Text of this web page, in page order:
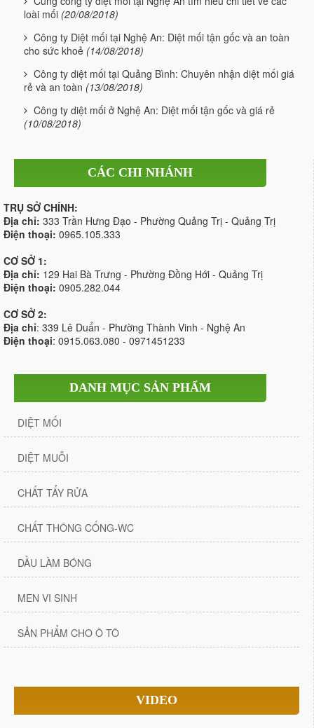
loài mối (20/08/2018)
Công ty Diệt mối tại Nghệ An: Diệt mối tận gốc và an toàn
cho sức khoẻ (14/08/2018)
Công ty diệt mối tại Quảng Bình: Chuyên nhận diệt mối giá
rẻ và an toàn (13/08/2018)
Công ty diệt mối ở Nghệ An: Diệt mối tận gốc và giá rẻ
(10/08/2018)
CÁC CHI NHÁNH
TRỤ SỞ CHÍNH:
Địa chỉ: 333 Trần Hưng Đạo - Phường Quảng Trị - Quảng Trị
Điện thoại: 0965.105.333
CƠ SỞ 1:
Địa chỉ: 129 Hai Bà Trưng - Phường Đồng Hới - Quảng Trị
Điện thoại: 0905.282.044
CƠ SỞ 2:
Địa chỉ: 339 Lê Duẩn - Phường Thành Vinh - Nghệ An
Điện thoại: 0915.063.080 - 0971451233
DANH MỤC SẢN PHẨM
DIỆT MỐI
DIỆT MUỖI
CHẤT TẨY RỬA
CHẤT THÔNG CỐNG-WC
DẦU LÀM BÓNG
MEN VI SINH
SẢN PHẨM CHO Ô TÔ
VIDEO